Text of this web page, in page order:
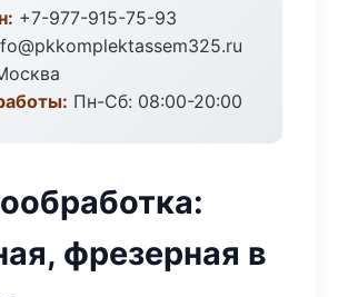
+7-977-915-75-93
Пн-Сб: 08:00-20:00
фрезерная в